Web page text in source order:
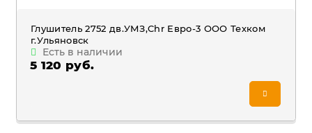
Глушитель 2752 дв.УМЗ,Chr Евро-3 ООО Техком
г.Ульяновск
Есть в наличии
5 120 руб.